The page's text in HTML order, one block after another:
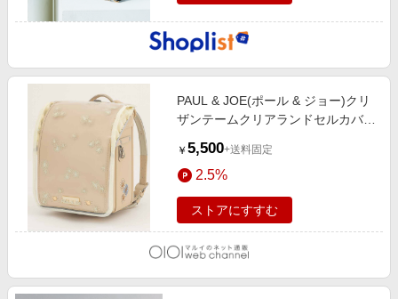
PAUL & JOE(ポール & ジョー)クリ
ザンテームクリアランドセルカバー
￥ 5,500+送料固定
2.5%
ストアにすすむ